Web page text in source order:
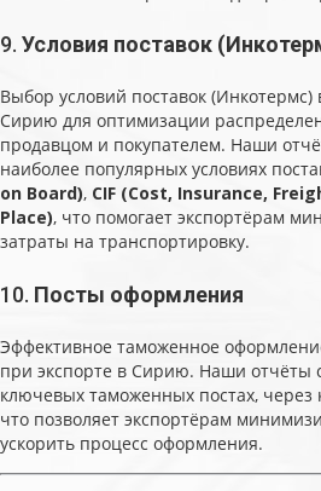
9. Условия поставок
Выбор условий поставок
Сирию для оптимизации
продавцом и покупателем. Наши
наиболее популярных условиях
on Board), CIF (Cost, Insurance,
Place), что помогает экспортёрам
затраты на транспортировку.
10. Посты оформления
Эффективное таможенное
при экспорте в Сирию. Наши отчёты
ключевых таможенных постах, через
что позволяет экспортёрам
ускорить процесс оформления.